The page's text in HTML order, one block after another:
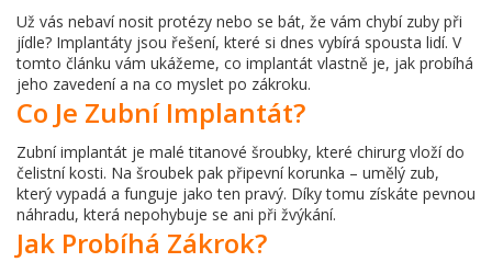
Už vás nebaví nosit protézy nebo se bát, že vám chybí zuby při
jídle? Implantáty jsou řešení, které si dnes vybírá spousta lidí. V
tomto článku vám ukážeme, co implantát vlastně je, jak probíhá
jeho zavedení a na co myslet po zákroku.
Co Je Zubní Implantát?
Zubní implantát je malé titanové šroubky, které chirurg vloží do
čelistní kosti. Na šroubek pak připevní korunka – umělý zub,
který vypadá a funguje jako ten pravý. Díky tomu získáte pevnou
náhradu, která nepohybuje se ani při žvýkání.
Jak Probíhá Zákrok?